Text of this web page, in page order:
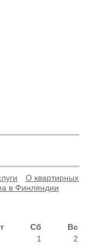
О квартирных
в Финляндии
Сб
Вс
1
2